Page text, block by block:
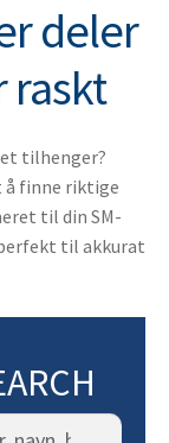
deler
raskt
tilhenger?
å finne riktige
til din SM-
til akkurat